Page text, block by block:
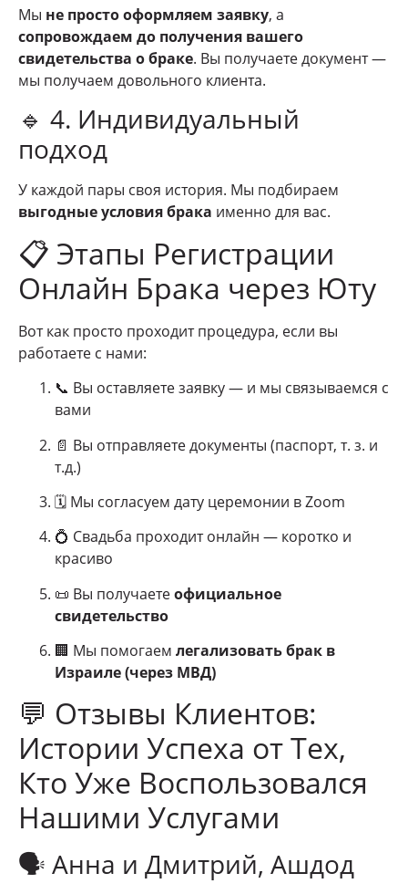
Мы не просто оформляем заявку, а
сопровождаем до получения вашего
свидетельства о браке. Вы получаете документ —
мы получаем довольного клиента.
🔹 4. Индивидуальный
подход
У каждой пары своя история. Мы подбираем
выгодные условия брака именно для вас.
📋 Этапы Регистрации
Онлайн Брака через Юту
Вот как просто проходит процедура, если вы
работаете с нами:
📞 Вы оставляете заявку — и мы связываемся с
вами
📄 Вы отправляете документы (паспорт, т. з. и
т.д.)
🗓 Мы согласуем дату церемонии в Zoom
💍 Свадьба проходит онлайн — коротко и
красиво
📜 Вы получаетеофициальное
свидетельство
🏢 Мы помогаем легализовать брак в
Израиле (через МВД)
💬 Отзывы Клиентов:
Истории Успеха от Тех,
Кто Уже Воспользовался
Нашими Услугами
🗣 Анна и Дмитрий, Ашдод